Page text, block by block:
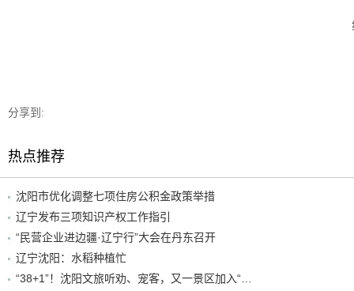
分享到:
热点推荐
沈阳市优化调整七项住房公积金政策举措
辽宁发布三项知识产权工作指引
“民营企业进边疆·辽宁行”大会在丹东召开
辽宁沈阳：水稻种植忙